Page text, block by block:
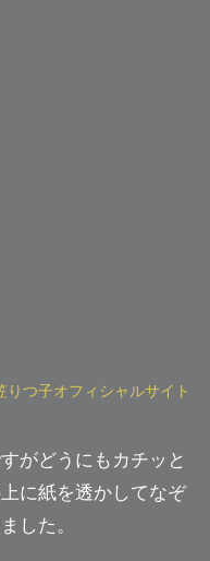
りつ子オフィシャルサイト
がどうにもカチッと
に紙を透かしてなぞ
した。